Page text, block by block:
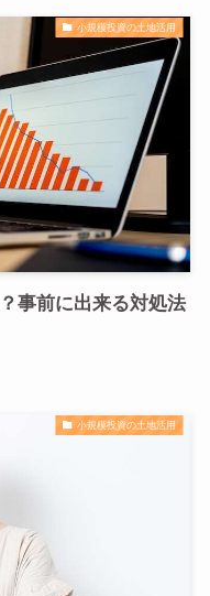
小規模投資の土地活用
事前に出来る対処法
小規模投資の土地活用